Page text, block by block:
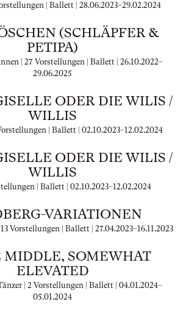
| Ballett | 28.06.2023–29.02.2024
(SCHLÄPFER &
PETIPA)
| 27 Vorstellungen | Ballett | 26.10.2022–
29.06.2025
ODER DIE WILIS /
WILLIS
| Ballett | 02.10.2023–12.02.2024
ODER DIE WILIS /
WILLIS
| Ballett | 02.10.2023–12.02.2024
VARIATIONEN
Vorstellungen | Ballett | 27.04.2023–16.11.2023
MIDDLE, SOMEWHAT
ELEVATED
| 2 Vorstellungen | Ballett | 04.01.2024–
05.01.2024